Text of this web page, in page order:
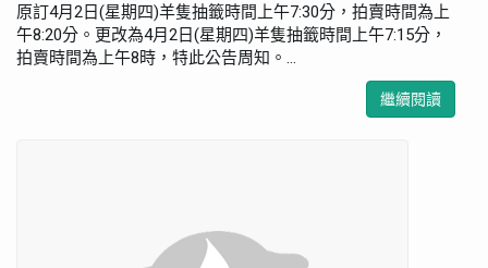
原訂4月2日(星期四)羊隻抽籤時間上午7:30分，拍賣時間為上
午8:20分。更改為4月2日(星期四)羊隻抽籤時間上午7:15分，
拍賣時間為上午8時，特此公告周知。...
繼續閱讀